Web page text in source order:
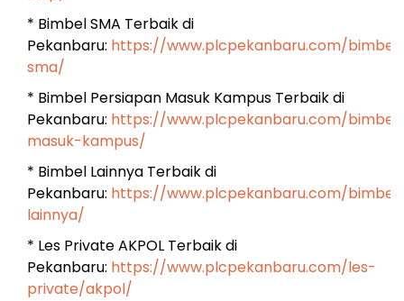
* Bimbel SMA Terbaik di
Pekanbaru: https://www.plcpekanbaru.com/
sma/
* Bimbel Persiapan Masuk Kampus Terbaik di
Pekanbaru: https://www.plcpekanbaru.com/
masuk-kampus/
* Bimbel Lainnya Terbaik di
Pekanbaru: https://www.plcpekanbaru.com/
lainnya/
* Les Private AKPOL Terbaik di
Pekanbaru: https://www.plcpekanbaru.com/les-
private/akpol/